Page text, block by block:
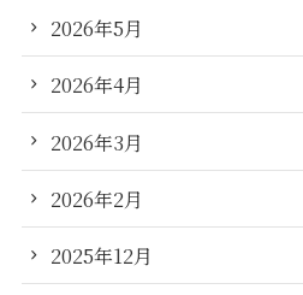
2026年5月
2026年4月
2026年3月
2026年2月
2025年12月